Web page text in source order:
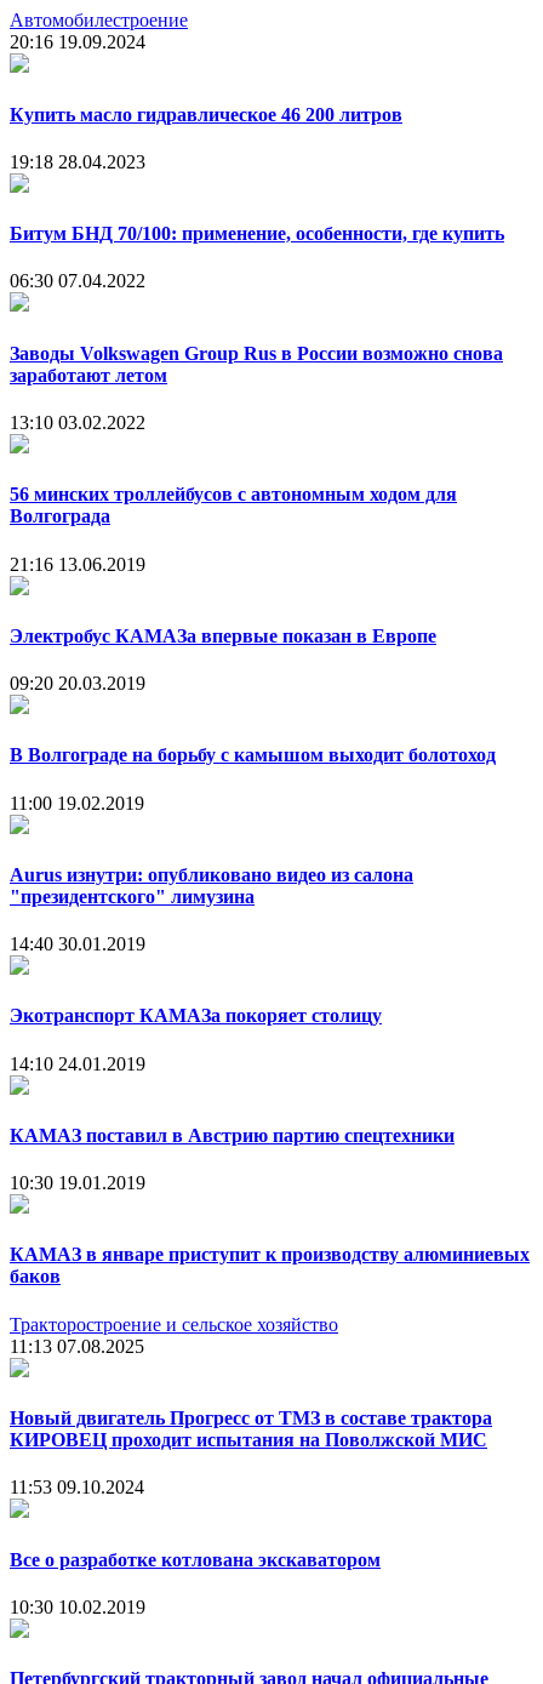
Автомобилестроение
20:16 19.09.2024
Купить масло гидравлическое 46 200 литров
19:18 28.04.2023
Битум БНД 70/100: применение, особенности, где купить
06:30 07.04.2022
Заводы Volkswagen Group Rus в России возможно снова
заработают летом
13:10 03.02.2022
56 минских троллейбусов с автономным ходом для
Волгограда
21:16 13.06.2019
Электробус КАМАЗа впервые показан в Европе
09:20 20.03.2019
В Волгограде на борьбу с камышом выходит болотоход
11:00 19.02.2019
Aurus изнутри: опубликовано видео из салона
"президентского" лимузина
14:40 30.01.2019
Экотранспорт КАМАЗа покоряет столицу
14:10 24.01.2019
КАМАЗ поставил в Австрию партию спецтехники
10:30 19.01.2019
КАМАЗ в январе приступит к производству алюминиевых
баков
Тракторостроение и сельское хозяйство
11:13 07.08.2025
Новый двигатель Прогресс от ТМЗ в составе трактора
КИРОВЕЦ проходит испытания на Поволжской МИС
11:53 09.10.2024
Все о разработке котлована экскаватором
10:30 10.02.2019
Петербургский тракторный завод начал официальные